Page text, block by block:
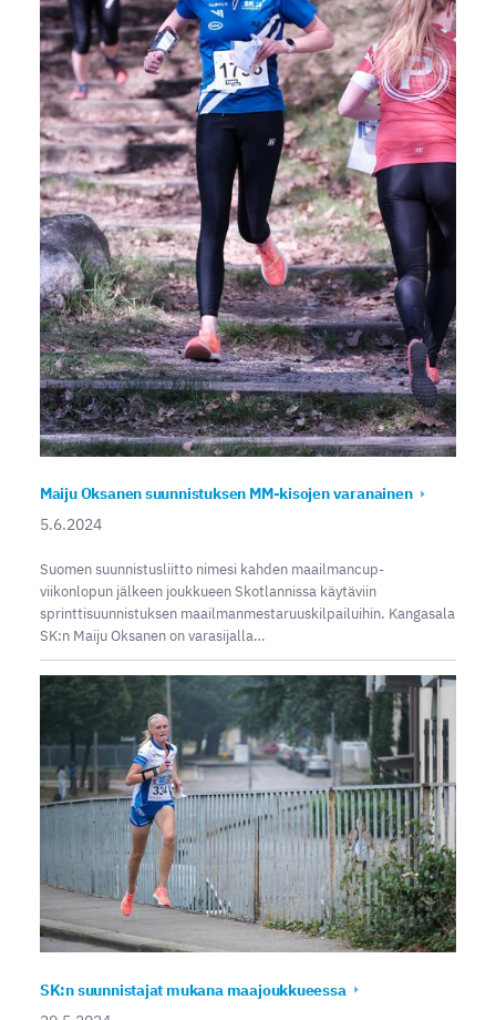
Maiju Oksanen suunnistuksen MM-kisojen varanainen
5.6.2024
Suomen suunnistusliitto nimesi kahden maailmancup-
viikonlopun jälkeen joukkueen Skotlannissa käytäviin
sprinttisuunnistuksen maailmanmestaruuskilpailuihin. Kangasala
SK:n Maiju Oksanen on varasijalla…
SK:n suunnistajat mukana maajoukkueessa